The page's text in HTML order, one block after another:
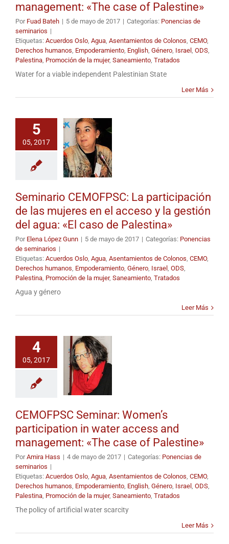
management: «The case of Palestine»
Por Fuad Bateh | 5 de mayo de 2017 | Categorías: Ponencias de
seminarios |
Etiquetas: Acuerdos Oslo, Agua, Asentamientos de Colonos, CEMO,
Derechos humanos, Empoderamiento, English, Género, Israel , ODS,
Palestina, Promoción de la mujer, Saneamiento, Tratados
Water for a viable independent Palestinian State
Leer Más
5
05, 2017
Seminario CEMOFPSC: La participación
de las mujeres en el acceso y la gestión
del agua: «El caso de Palestina»
Por Elena López Gunn | 5 de mayo de 2017 | Categorías: Ponencias
de seminarios |
Etiquetas: Acuerdos Oslo, Agua, Asentamientos de Colonos, CEMO,
Derechos humanos, Empoderamiento, Género, Israel , ODS,
Palestina, Promoción de la mujer, Saneamiento, Tratados
Agua y género
Leer Más
4
05, 2017
CEMOFPSC Seminar: Women’s
participation in water access and
management: «The case of Palestine»
PorAmira Hass | 4 de mayo de 2017 | Categorías: Ponencias de
seminarios |
Etiquetas: Acuerdos Oslo, Agua, Asentamientos de Colonos, CEMO,
Derechos humanos, Empoderamiento, English, Género, Israel , ODS,
Palestina, Promoción de la mujer, Saneamiento, Tratados
The policy of artificial water scarcity
Leer Más